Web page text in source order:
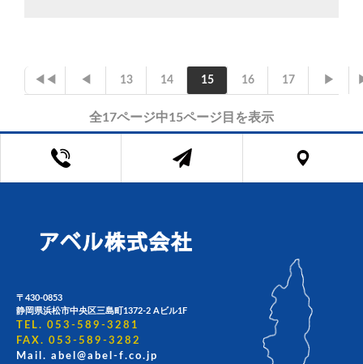
◀◀ ◀ 13 14 15 16 17 ▶
全17ページ中15ページ目を表示
〒430-0853
静岡県浜松市中央区三島町1372-2 Aビル1F
TEL. 053-589-3281
FAX. 053-589-3282
Mail. abel@abel-f.co.jp